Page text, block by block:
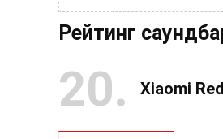
Рейтинг
20 Xiaomi